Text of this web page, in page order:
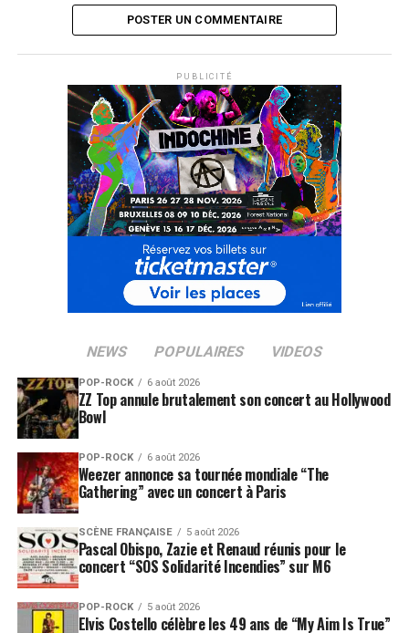
POSTER UN COMMENTAIRE
PUBLICITÉ
NEWS POPULAIRES VIDEOS
POP-ROCK 6 août 2026
ZZ Top annule brutalement son concert au Hollywood
Bowl
POP-ROCK 6 août 2026
Weezer annonce sa tournée mondiale “The
Gathering” avec un concert à Paris
SCÈNE FRANÇAISE 5 août 2026
Pascal Obispo, Zazie et Renaud réunis pour le
concert “SOS Solidarité Incendies” sur M6
POP-ROCK 5 août 2026
Elvis Costello célèbre les 49 ans de “My Aim Is True”